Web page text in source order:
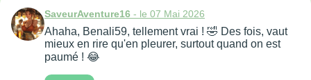
SaveurAventure16 - le 07 Mai 2026
Ahaha, Benali59, tellement vrai ! 🤣 Des fois, vaut
mieux en rire qu'en pleurer, surtout quand on est
paumé ! 😂